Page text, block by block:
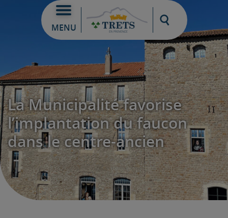
MENU
Moteur de
La Municipalité favorise
l’implantation du faucon
dans le centre-ancien